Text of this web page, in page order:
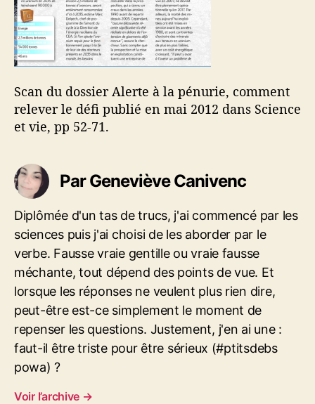
r
t
i
c
l
i
c
l
e
u
m
Scan du dossier Alerte à la pénurie, comment
relever le défi publié en mai 2012 dans Science
et vie, pp 52-71.
Par Geneviève Canivenc
Diplômée d'un tas de trucs, j'ai commencé par les
sciences puis j'ai choisi de les aborder par le
verbe. Fausse vraie gentille ou vraie fausse
méchante, tout dépend des points de vue. Et
lorsque les réponses ne veulent plus rien dire,
peut-être est-ce simplement le moment de
repenser les questions. Justement, j'en ai une :
faut-il être triste pour être sérieux (#ptitsdebs
powa) ?
Voir l’archive →